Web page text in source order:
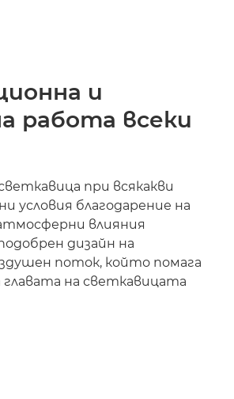
и
работа всеки
при всякакви
условия благодарение на
влияния
дизайн на
поток, който помага
главата на светкавицата